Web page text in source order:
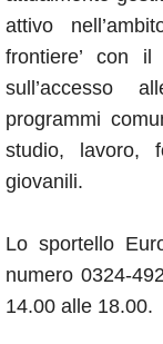
attivo
frontiere’ con
sull’accesso
programmi
studio, lavoro,
giovanili.
Lo sportello
numero 0324-
14.00 alle 18.00.